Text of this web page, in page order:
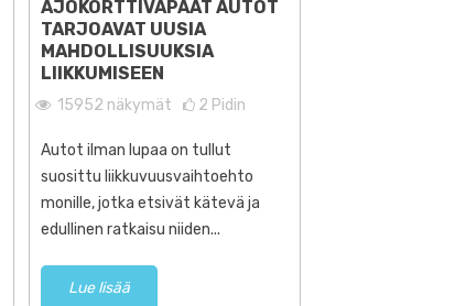
AJOKORTTIVAPAAT AUTOT
TARJOAVAT UUSIA
MAHDOLLISUUKSIA
LIIKKUMISEEN
15952 näkymät 2 Pidin
Autot ilman lupaa on tullut
suosittu liikkuvuusvaihtoehto
monille, jotka etsivät kätevä ja
edullinen ratkaisu niiden...
Lue lisää